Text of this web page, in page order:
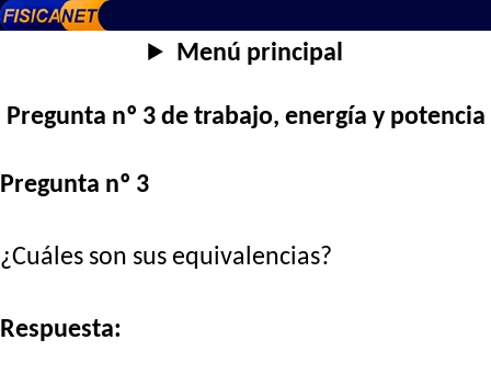
Menú principal
Pregunta nº 3 de trabajo, energía y potencia
Pregunta nº 3
¿Cuáles son sus equivalencias?
Respuesta: